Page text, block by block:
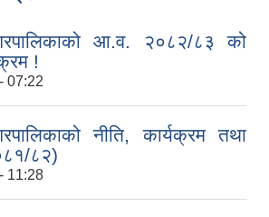
आ.व. २०८२/८३ को
!
07:22
नीति, कार्यक्रम तथा
८२)
11:28